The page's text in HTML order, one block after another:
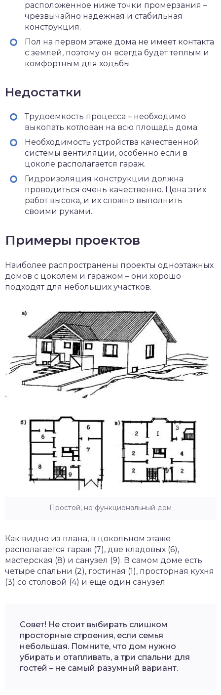
расположенное ниже точки промерзания –
чрезвычайно надежная и стабильная
конструкция.
Пол на первом этаже дома не имеет контакта
с землей, поэтому он всегда будет теплым и
комфортным для ходьбы.
Недостатки
Трудоемкость процесса – необходимо
выкопать котлован на всю площадь дома.
Необходимость устройства качественной
системы вентиляции, особенно если в
цоколе располагается гараж.
Гидроизоляция конструкции должна
проводиться очень качественно. Цена этих
работ высока, и их сложно выполнить
своими руками.
Примеры проектов
Наиболее распространены проекты одноэтажных
домов с цоколем и гаражом – они хорошо
подходят для небольших участков.
Простой, но функциональный дом
Как видно из плана, в цокольном этаже
располагается гараж (7), две кладовых (6),
мастерская (8) и санузел (9). В самом доме есть
четыре спальни (2), гостиная (1), просторная кухня
(3) со столовой (4) и еще один санузел.
Совет! Не стоит выбирать слишком
просторные строения, если семья
небольшая. Помните, что дом нужно
убирать и отапливать, а три спальни для
гостей – не самый разумный вариант.